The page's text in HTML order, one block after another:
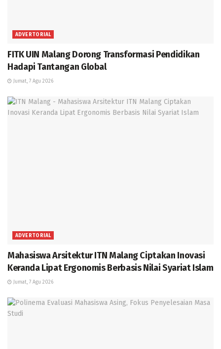
ADVERTORIAL
FITK UIN Malang Dorong Transformasi Pendidikan
Hadapi Tantangan Global
Jumat, 7 Agu 2026
ADVERTORIAL
Mahasiswa Arsitektur ITN Malang Ciptakan Inovasi
Keranda Lipat Ergonomis Berbasis Nilai Syariat Islam
Jumat, 7 Agu 2026